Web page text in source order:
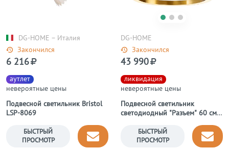
Закончился
DG-HOME − Италия
Подвесной светильник Bristol
LSP-8069
аутлет
невероятные цены
6 216
БЫСТРЫЙ
ПРОСМОТР
Закончился
DG-HOME
Подвесной светильник
светодиодный "Разъем" 60 см
ликвидация
невероятные цены
43 990
БЫСТРЫЙ
ПРОСМОТР